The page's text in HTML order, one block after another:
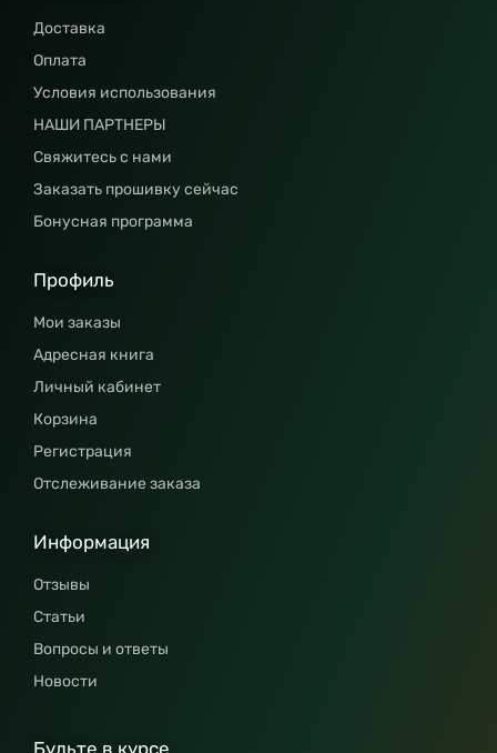
Доставка
Оплата
Условия использования
НАШИ ПАРТНЕРЫ
Свяжитесь с нами
Заказать прошивку сейчас
Бонусная программа
Профиль
Мои заказы
Адресная книга
Личный кабинет
Корзина
Регистрация
Отслеживание заказа
Информация
Отзывы
Статьи
Вопросы и ответы
Новости
Будьте в курсе